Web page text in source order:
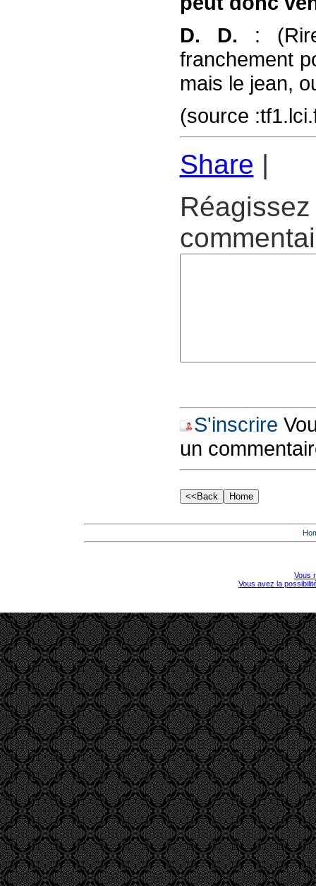
D. D. :
franchement
mais le jean,
(source
Share |
S'inscrire
un
Vous
Vous avez la